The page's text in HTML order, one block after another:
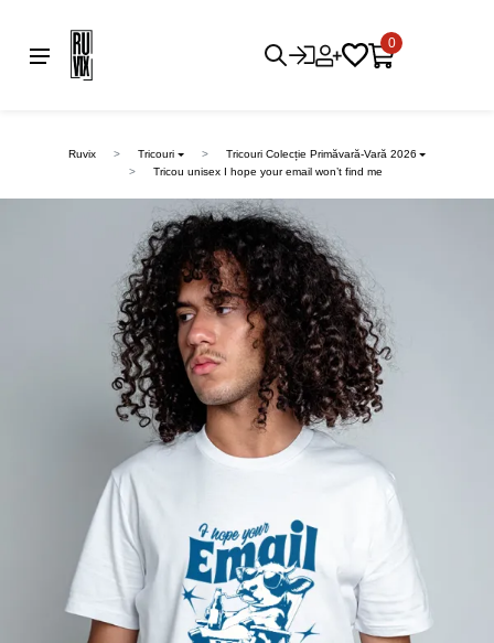
0
Ruvix Tricouri
Tricouri Colecție Primăvară-Vară 2026
Tricou unisex I hope your email won’t find me